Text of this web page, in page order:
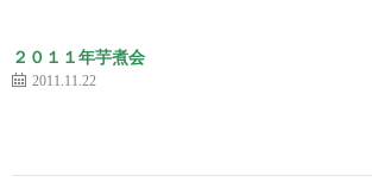
２０１１年芋煮会
2011.11.22